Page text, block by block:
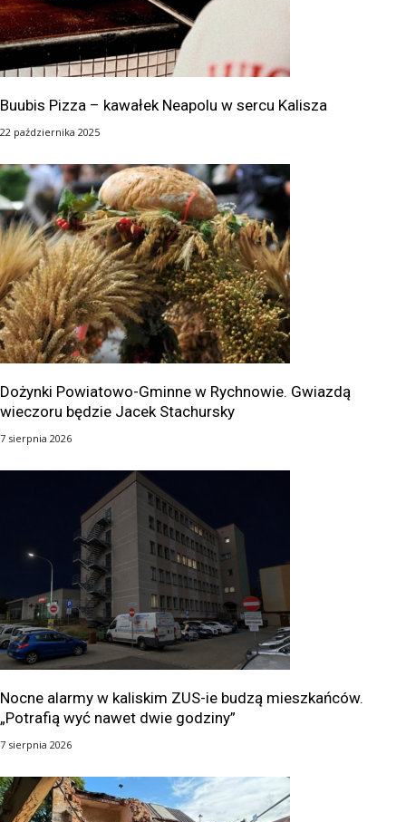
Buubis Pizza – kawałek Neapolu w sercu Kalisza
22 października 2025
Dożynki Powiatowo-Gminne w Rychnowie. Gwiazdą
wieczoru będzie Jacek Stachursky
7 sierpnia 2026
Nocne alarmy w kaliskim ZUS-ie budzą mieszkańców.
„Potrafią wyć nawet dwie godziny”
7 sierpnia 2026